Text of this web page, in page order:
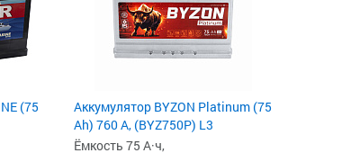
(75
Аккумулятор BYZON Platinum (75
Ah) 760 А, (BYZ750P) L3
Ёмкость 75 А·ч,